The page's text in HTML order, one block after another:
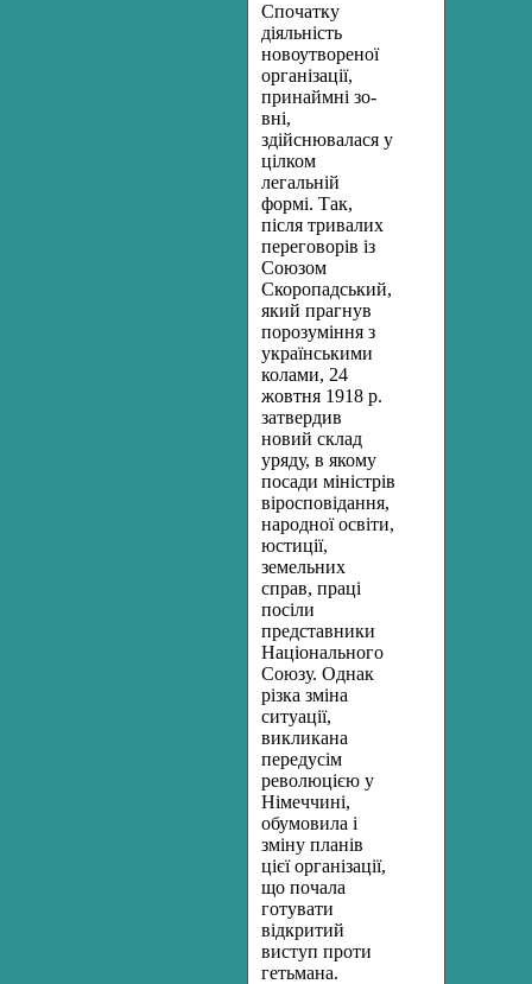
Спочатку
діяльність
новоутвореної
організації,
принаймні зо­
вні,
здійснювалася у
цілком
легальній
формі. Так,
після тривалих
переговорів із
Союзом
Скоропадський,
який прагнув
порозуміння з
українськими
колами, 24
жовтня 1918 р.
затвердив
новий склад
уряду, в якому
посади міністрів
віросповідання,
народної освіти,
юстиції,
земельних
справ, праці
посіли
представники
Національно­го
Союзу. Однак
різка зміна
ситуації,
викликана
передусім
револю­цією у
Німеччині,
обумовила і
зміну планів
цієї організації,
що по­чала
готувати
відкритий
виступ проти
гетьмана.